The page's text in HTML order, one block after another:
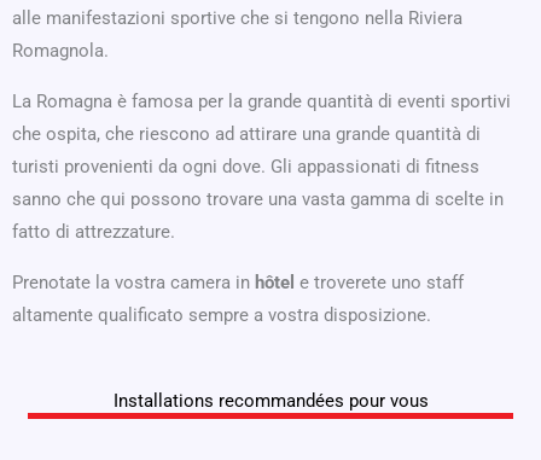
alle manifestazioni sportive che si tengono nella Riviera
Romagnola.
La Romagna è famosa per la grande quantità di eventi sportivi
che ospita, che riescono ad attirare una grande quantità di
turisti provenienti da ogni dove. Gli appassionati di fitness
sanno che qui possono trovare una vasta gamma di scelte in
fatto di attrezzature.
Prenotate la vostra camera in hôtel e troverete uno staff
altamente qualificato sempre a vostra disposizione.
Installations recommandées pour vous